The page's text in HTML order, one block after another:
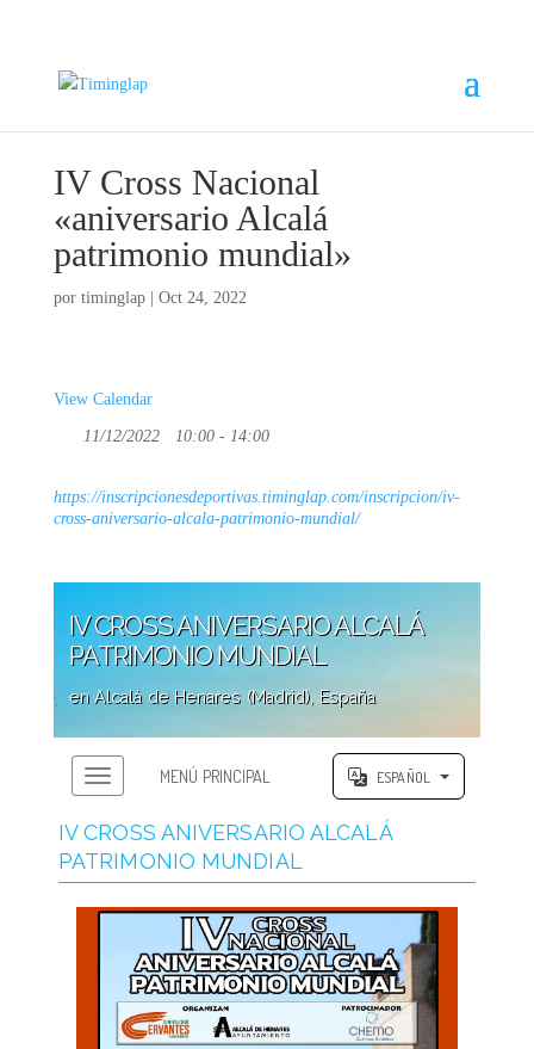
IV Cross Nacional
«aniversario Alcalá
patrimonio mundial»
por timinglap| Oct 24, 2022
View Calendar
11/12/2022 10:00 - 14:00
https://inscripcionesdeportivas.timinglap.com/inscripcion/iv-
cross-aniversario-alcala-patrimonio-mundial/